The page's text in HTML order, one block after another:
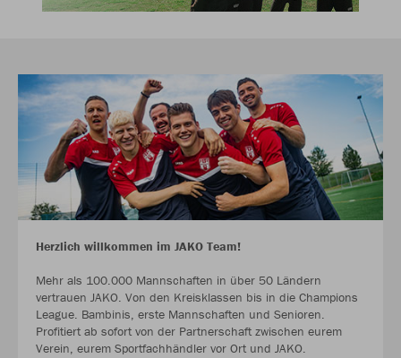
Herzlich willkommen im JAKO Team!
Mehr als 100.000 Mannschaften in über 50 Ländern
vertrauen JAKO. Von den Kreisklassen bis in die Champions
League. Bambinis, erste Mannschaften und Senioren.
Profitiert ab sofort von der Partnerschaft zwischen eurem
Verein, eurem Sportfachhändler vor Ort und JAKO.